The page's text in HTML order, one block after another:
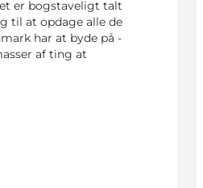
er bogstaveligt talt
til at opdage alle de
har at byde på -
af ting at